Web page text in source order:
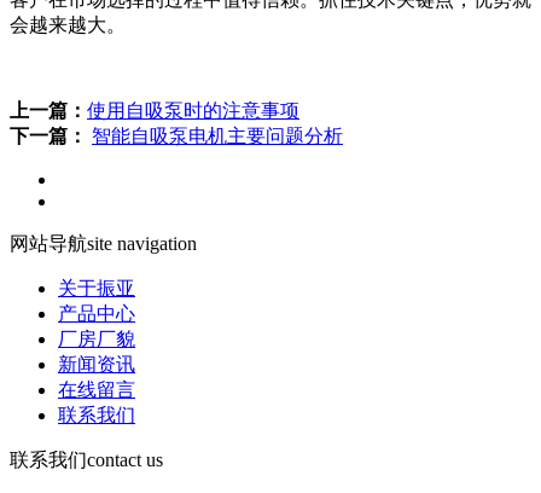
会越来越大。
上一篇： ​使用自吸泵时的注意事项
下一篇：
​智能自吸泵电机主要问题分析
网站导航site navigation
关于振亚
产品中心
厂房厂貌
新闻资讯
在线留言
联系我们
联系我们contact us